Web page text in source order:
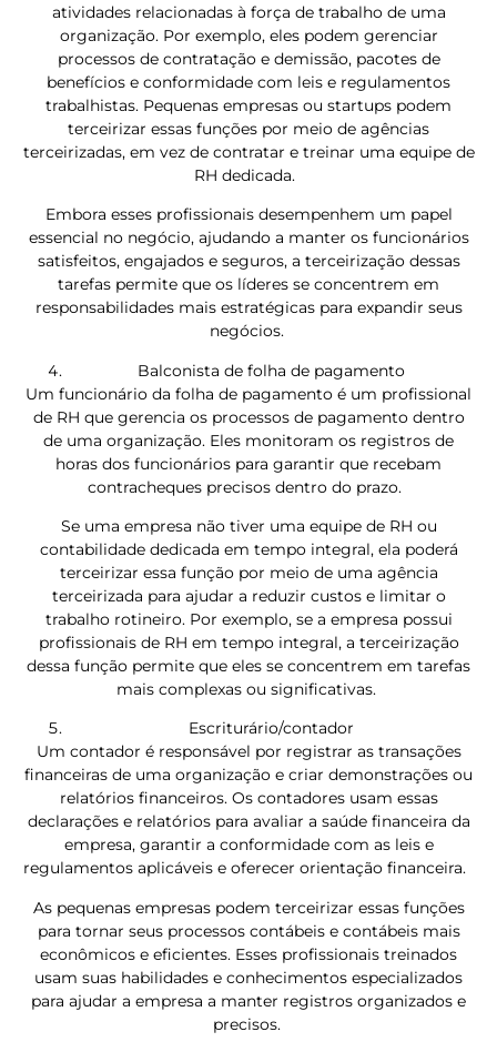
atividades relacionadas à força de trabalho de uma
organização. Por exemplo, eles podem gerenciar
processos de contratação e demissão, pacotes de
benefícios e conformidade com leis e regulamentos
trabalhistas. Pequenas empresas ou startups podem
terceirizar essas funções por meio de agências
terceirizadas, em vez de contratar e treinar uma equipe de
RH dedicada.
Embora esses profissionais desempenhem um papel
essencial no negócio, ajudando a manter os funcionários
satisfeitos, engajados e seguros, a terceirização dessas
tarefas permite que os líderes se concentrem em
responsabilidades mais estratégicas para expandir seus
negócios.
Balconista de folha de pagamento
Um funcionário da folha de pagamento é um profissional
de RH que gerencia os processos de pagamento dentro
de uma organização. Eles monitoram os registros de
horas dos funcionários para garantir que recebam
contracheques precisos dentro do prazo.
Se uma empresa não tiver uma equipe de RH ou
contabilidade dedicada em tempo integral, ela poderá
terceirizar essa função por meio de uma agência
terceirizada para ajudar a reduzir custos e limitar o
trabalho rotineiro. Por exemplo, se a empresa possui
profissionais de RH em tempo integral, a terceirização
dessa função permite que eles se concentrem em tarefas
mais complexas ou significativas.
Escriturário/contador
Um contador é responsável por registrar as transações
financeiras de uma organização e criar demonstrações ou
relatórios financeiros. Os contadores usam essas
declarações e relatórios para avaliar a saúde financeira da
empresa, garantir a conformidade com as leis e
regulamentos aplicáveis e oferecer orientação financeira.
As pequenas empresas podem terceirizar essas funções
para tornar seus processos contábeis e contábeis mais
econômicos e eficientes. Esses profissionais treinados
usam suas habilidades e conhecimentos especializados
para ajudar a empresa a manter registros organizados e
precisos.